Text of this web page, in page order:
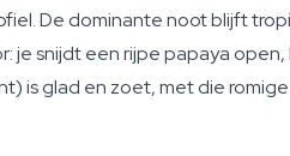
De dominante noot blijft
je snijdt een rijpe papaya open,
is glad en zoet, met die